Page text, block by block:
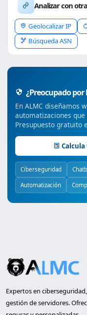
Analizar con
Geolocalizar IP
Búsqueda ASN
¿Preocupado
En ALMC diseñamos
automatizaciones
Presupuesto gratuito
Ciberseguridad
Automatización
Expertos en
gestión de servidores.